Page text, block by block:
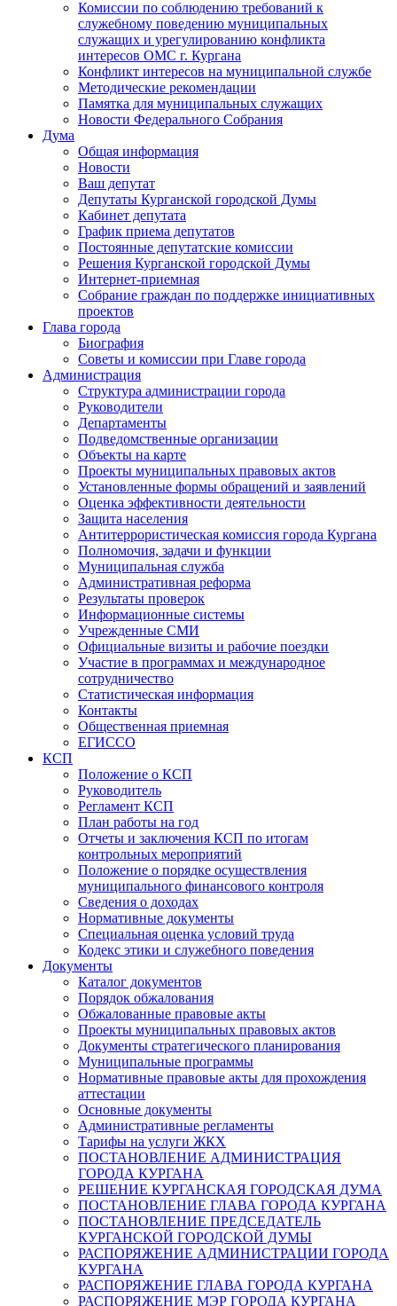
Комиссии по соблюдению требований к
служебному поведению муниципальных
служащих и урегулированию конфликта
интересов ОМС г. Кургана
Конфликт интересов на муниципальной службе
Методические рекомендации
Памятка для муниципальных служащих
Новости Федерального Cобрания
Дума
Общая информация
Новости
Ваш депутат
Депутаты Курганской городской Думы
Кабинет депутата
График приема депутатов
Постоянные депутатские комиссии
Решения Курганской городской Думы
Интернет-приемная
Собрание граждан по поддержке инициативных
проектов
Глава города
Биография
Советы и комиссии при Главе города
Администрация
Структура администрации города
Руководители
Департаменты
Подведомственные организации
Объекты на карте
Проекты муниципальных правовых актов
Установленные формы обращений и заявлений
Оценка эффективности деятельности
Защита населения
Антитеррористическая комиссия города Кургана
Полномочия, задачи и функции
Муниципальная служба
Административная реформа
Результаты проверок
Информационные системы
Учрежденные СМИ
Официальные визиты и рабочие поездки
Участие в программах и международное
сотрудничество
Статистическая информация
Контакты
Общественная приемная
ЕГИССО
КСП
Положение о КСП
Руководитель
Регламент КСП
План работы на год
Отчеты и заключения КСП по итогам
контрольных мероприятий
Положение о порядке осуществления
муниципального финансового контроля
Сведения о доходах
Нормативные документы
Специальная оценка условий труда
Кодекс этики и служебного поведения
Документы
Каталог документов
Порядок обжалования
Обжалованные правовые акты
Проекты муниципальных правовых актов
Документы стратегического планирования
Муниципальные программы
Нормативные правовые акты для прохождения
аттестации
Основные документы
Административные регламенты
Тарифы на услуги ЖКХ
ПОСТАНОВЛЕНИЕ АДМИНИСТРАЦИЯ
ГОРОДА КУРГАНА
РЕШЕНИЕ КУРГАНСКАЯ ГОРОДСКАЯ ДУМА
ПОСТАНОВЛЕНИЕ ГЛАВА ГОРОДА КУРГАНА
ПОСТАНОВЛЕНИЕ ПРЕДСЕДАТЕЛЬ
КУРГАНСКОЙ ГОРОДСКОЙ ДУМЫ
РАСПОРЯЖЕНИЕ АДМИНИСТРАЦИИ ГОРОДА
КУРГАНА
РАСПОРЯЖЕНИЕ ГЛАВА ГОРОДА КУРГАНА
РАСПОРЯЖЕНИЕ МЭР ГОРОДА КУРГАНА